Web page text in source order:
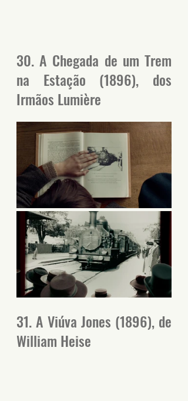
30. A Chegada de um Trem
na Estação (1896), dos
Irmãos Lumière
31. A Viúva Jones (1896), de
William Heise